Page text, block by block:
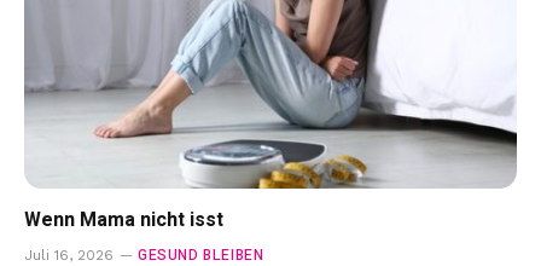
Wenn Mama nicht isst
Juli 16, 2026 GESUND BLEIBEN